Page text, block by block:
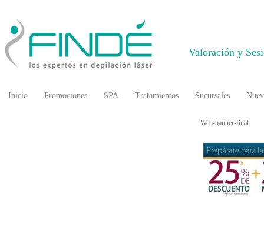
Inicio Promociones SPA Tratamientos Sucursales
Valoración y
Web-banner-final